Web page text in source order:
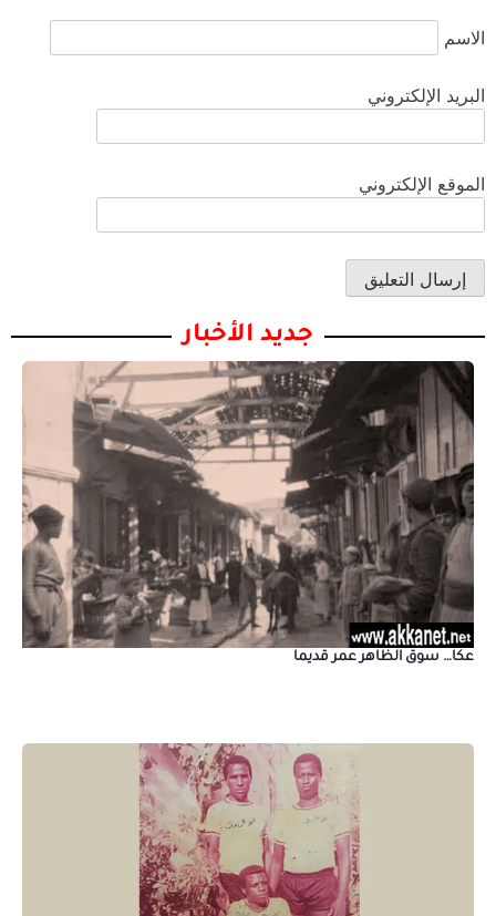
الاسم
البريد الإلكتروني
الموقع الإلكتروني
جديد الأخبار
عكا… سوق الظاهر عمر قديما